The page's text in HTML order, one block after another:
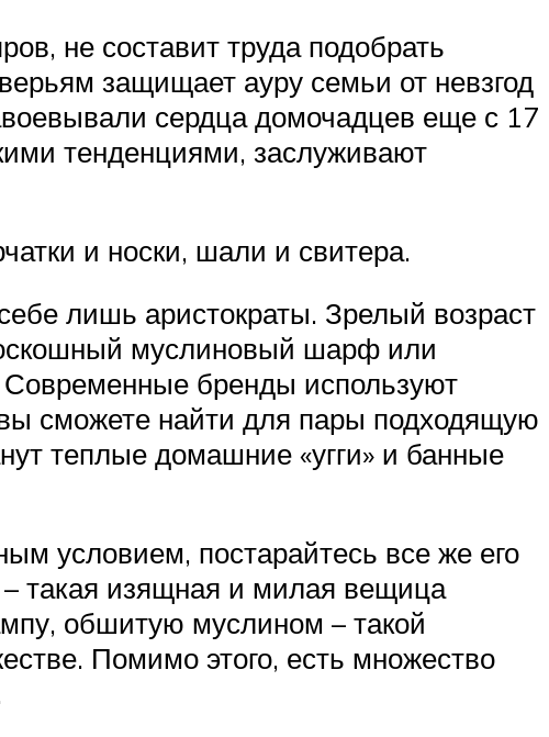
не составит труда подобрать
защищает ауру семьи от невзгод
сердца домочадцев еще с 17
тенденциями, заслуживают
и носки, шали и свитера.
лишь аристократы. Зрелый возраст
муслиновый шарф или
Современные бренды используют
сможете найти для пары подходящую
теплые домашние «угги» и банные
условием, постарайтесь все же его
такая изящная и милая вещица
обшитую муслином – такой
Помимо этого, есть множество